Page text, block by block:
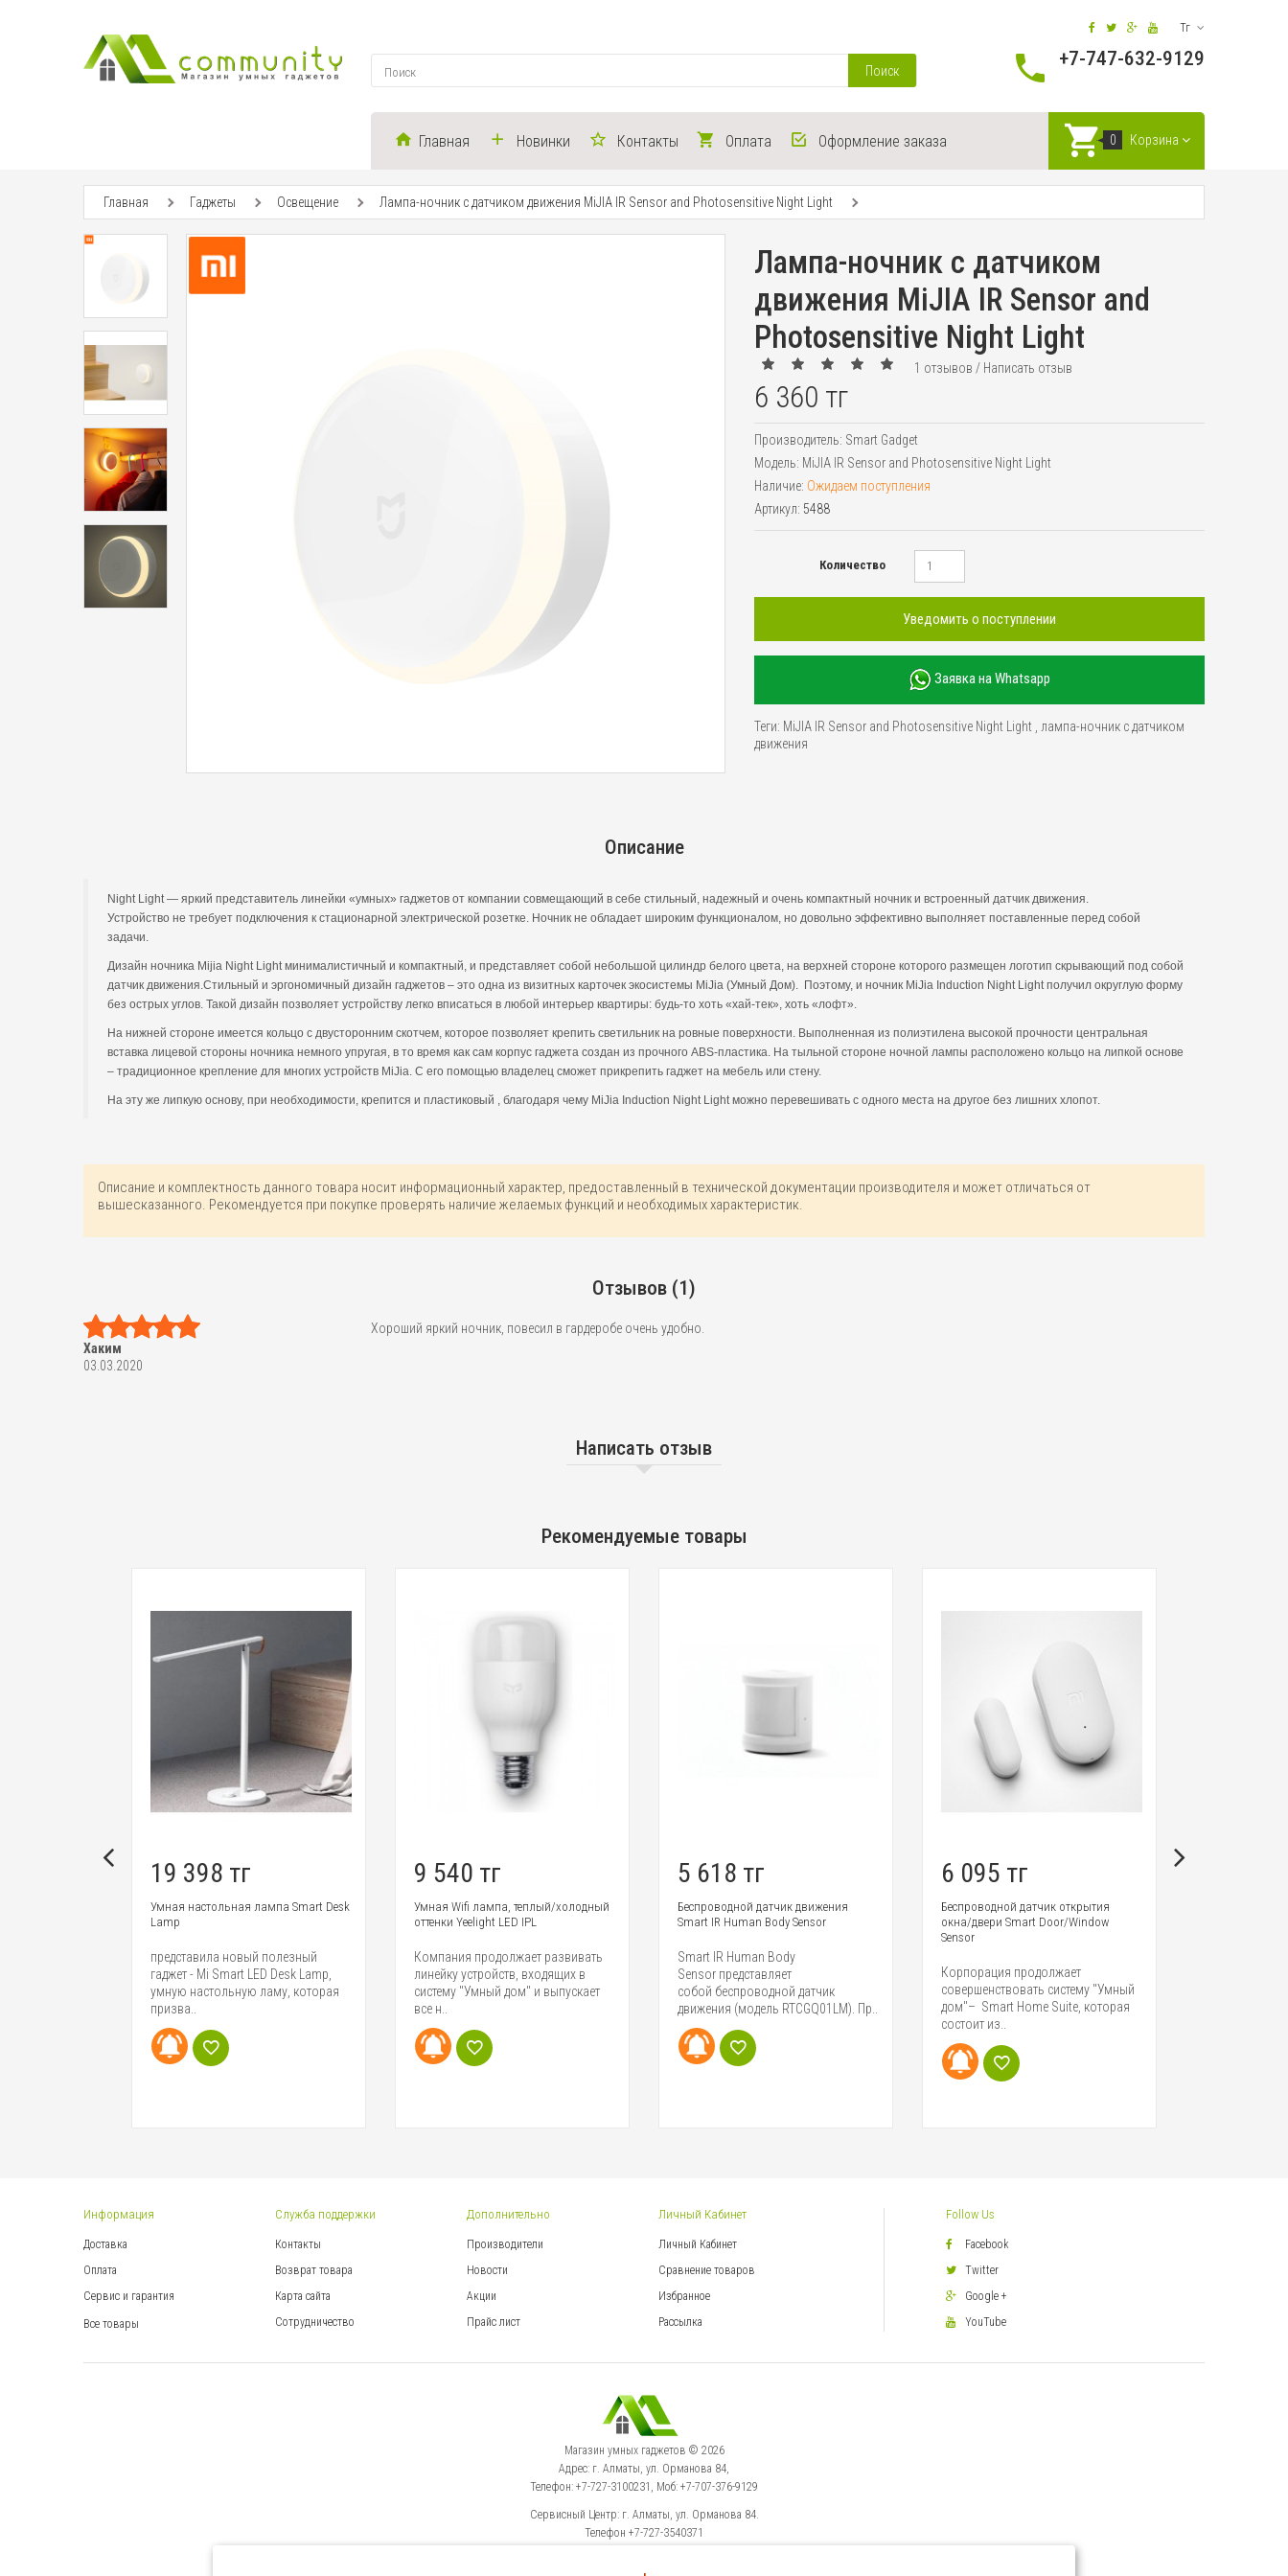
Тг
Поиск
+7-747-632-9129
Главная Новинки Контакты Оплата Оформление заказа 0 Корзина
Главная Гаджеты Освещение Лампа-ночник с датчиком движения MiJIA IR Sensor and Photosensitive Night Light
Лампа-ночник с датчиком
движения MiJIA IR Sensor and
Photosensitive Night Light
1 отзывов / Написать отзыв
6 360 тг
Производитель: Smart Gadget
Модель: MiJIA IR Sensor and Photosensitive Night Light
Наличие: Ожидаем поступления
Артикул: 5488
Количество
Уведомить о поступлении
Заявка на Whatsapp
Теги: MiJIA IR Sensor and Photosensitive Night Light
лампа-ночник с датчиком
движения
Описание
Night Light — яркий представитель линейки «умных» гаджетов от компании совмещающий в себе стильный, надежный и очень компактный ночник и встроенный датчик движения.
Устройство не требует подключения к стационарной электрической розетке. Ночник не обладает широким функционалом, но довольно эффективно выполняет поставленные перед собой
задачи.
Дизайн ночника Mijia Night Light минималистичный и компактный, и представляет собой небольшой цилиндр белого цвета, на верхней стороне которого размещен логотип скрывающий под собой
датчик движения.Стильный и эргономичный дизайн гаджетов – это одна из визитных карточек экосистемы MiJia (Умный Дом). Поэтому, и ночник MiJia Induction Night Light получил округлую форму
без острых углов. Такой дизайн позволяет устройству легко вписаться в любой интерьер квартиры: будь-то хоть «хай-тек», хоть «лофт».
На нижней стороне имеется кольцо с двусторонним скотчем, которое позволяет крепить светильник на ровные поверхности. Выполненная из полиэтилена высокой прочности центральная
вставка лицевой стороны ночника немного упругая, в то время как сам корпус гаджета создан из прочного ABS-пластика. На тыльной стороне ночной лампы расположено кольцо на липкой основе
– традиционное крепление для многих устройств MiJia. С его помощью владелец сможет прикрепить гаджет на мебель или стену.
На эту же липкую основу, при необходимости, крепится и пластиковый , благодаря чему MiJia Induction Night Light можно перевешивать с одного места на другое без лишних хлопот.
Описание и комплектность данного товара носит информационный характер, предоставленный в технической документации производителя и может отличаться от
вышесказанного. Рекомендуется при покупке проверять наличие желаемых функций и необходимых характеристик.
Отзывов (1)
Хаким
03.03.2020
Хороший яркий ночник, повесил в гардеробе очень удобно.
Написать отзыв
Рекомендуемые товары
19 398 тг
Умная настольная лампа Smart Desk
Lamp
представила новый полезный
гаджет - Mi Smart LED Desk Lamp,
умную настольную ламу, которая
призва..
9 540 тг
Умная Wifi лампа, теплый/холодный
оттенки Yeelight LED IPL
Компания продолжает развивать
линейку устройств, входящих в
систему "Умный дом" и выпускает
все н..
5 618 тг
Беспроводной датчик движения
Smart IR Human Body Sensor
Smart IR Human Body
Sensor представляет
собой беспроводной датчик
движения (модель RTCGQ01LM). Пр..
6 095 тг
Беспроводной датчик открытия
окна/двери Smart Door/Window
Sensor
Корпорация продолжает
совершенствовать систему "Умный
дом"– Smart Home Suite, которая
состоит из..
Информация
Доставка
Оплата
Сервис и гарантия
Все товары
Служба поддержки
Контакты
Возврат товара
Карта сайта
Сотрудничество
Дополнительно
Производители
Новости
Акции
Прайс лист
Личный Кабинет
Личный Кабинет
Сравнение товаров
Избранное
Рассылка
Follow Us
Facebook
Twitter
Google +
YouTube
Магазин умных гаджетов © 2026
Адрес: г. Алматы, ул. Орманова 84,
Телефон: +7-727-3100231, Моб: +7-707-376-9129
Сервисный Центр: г. Алматы, ул. Орманова 84.
Телефон +7-727-3540371